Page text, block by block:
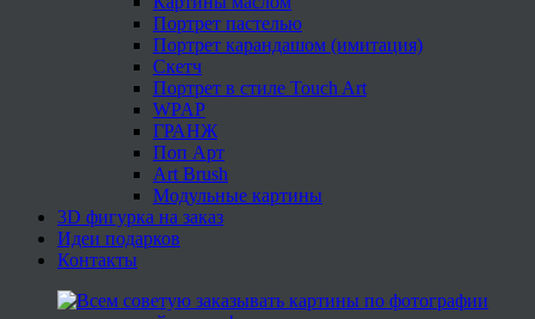
Портрет пастелью
Портрет карандашом (имитация)
Скетч
Портрет в стиле Touch Art
WPAP
ГРАНЖ
Поп Арт
Art Brush
Модульные картины
3D фигурка на заказ
Идеи подарков
Контакты